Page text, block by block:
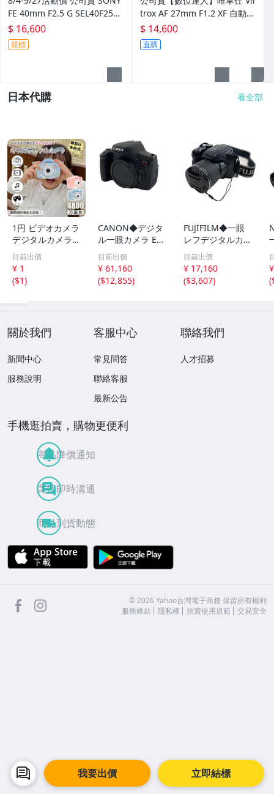
我要出價 立即結標
FE 40mm F2.5 G SEL40F25G
全片幅 定焦三寶
$ 16,600
競標
trox AF 27mm F1.2 XF 自動對
焦 超大光圈APSC／F／N／S
$ 14,600
直購
日本代購 看全部
1円 ビデオカメラ
デジタルカメラ
小型カメラ キッ
ズカメラ 家庭用
カメラ トイカメ
ラ 4800万画素 小
目前出價
¥ 1
($1)
CANON◆デジタ
ル一眼カメラ EO
S Kiss X8i ダブル
ズームキット DS
126571//
目前出價
¥ 61,160
($12,855)
FUJIFILM◆一眼
レフデジタルカメ
ラ/Fine Pix S990
0W//
目前出價
¥ 17,160
($3,607)
(
關於我們
新聞中心
服務說明
客服中心
常見問答
聯絡客服
最新公告
聯絡我們
人才招募
手機逛拍賣，購物更便利
商品降價通知
買賣即時溝通
商品到貨動態
APP Store
facebook ©2026 Yahoo台灣電子商務 保留所有權利
服務條款
隱私權 拍賣使用規範 交易安全